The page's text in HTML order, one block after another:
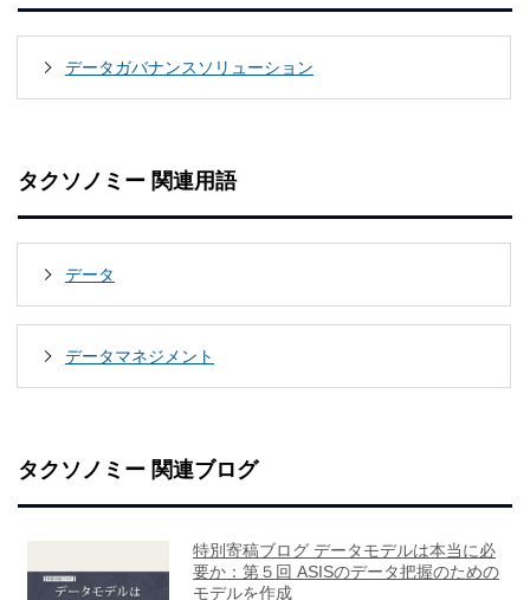
データガバナンスソリューション
タクソノミー 関連用語
データ
データマネジメント
タクソノミー 関連ブログ